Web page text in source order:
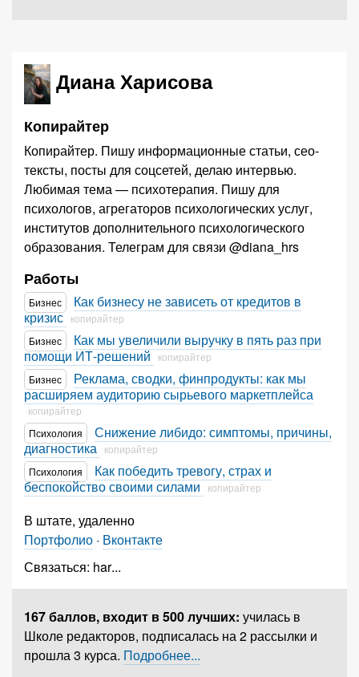
Диана Харисова
Копирайтер
Копирайтер. Пишу информационные статьи, сео-
тексты, посты для соцсетей, делаю интервью.
Любимая тема — психотерапия. Пишу для
психологов, агрегаторов психологических услуг,
институтов дополнительного психологического
образования. Телеграм для связи @diana_hrs
Работы
Бизнес
Как бизнесу не зависеть от кредитов в
кризис копирайтер
Бизнес
Как мы увеличили выручку в пять раз при
помощи ИТ-решений копирайтер
Бизнес
Реклама, сводки, финпродукты: как мы
расширяем аудиторию сырьевого маркетплейса
копирайтер
Психология
Снижение либидо: симптомы, причины,
диагностика копирайтер
Психология
Как победить тревогу, страх и
беспокойство своими силами копирайтер
В штате, удаленно
Портфолио · Вконтакте
Связаться: har...
167 баллов, входит в 500 лучших: училась в
Школе редакторов, подписалась на 2 рассылки и
прошла 3 курса. Подробнее...